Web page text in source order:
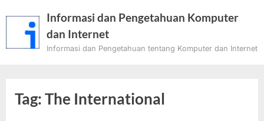
Informasi dan Pengetahuan Komputer
dan Internet
Informasi dan Pengetahuan tentang Komputer dan Internet
Tag:The International